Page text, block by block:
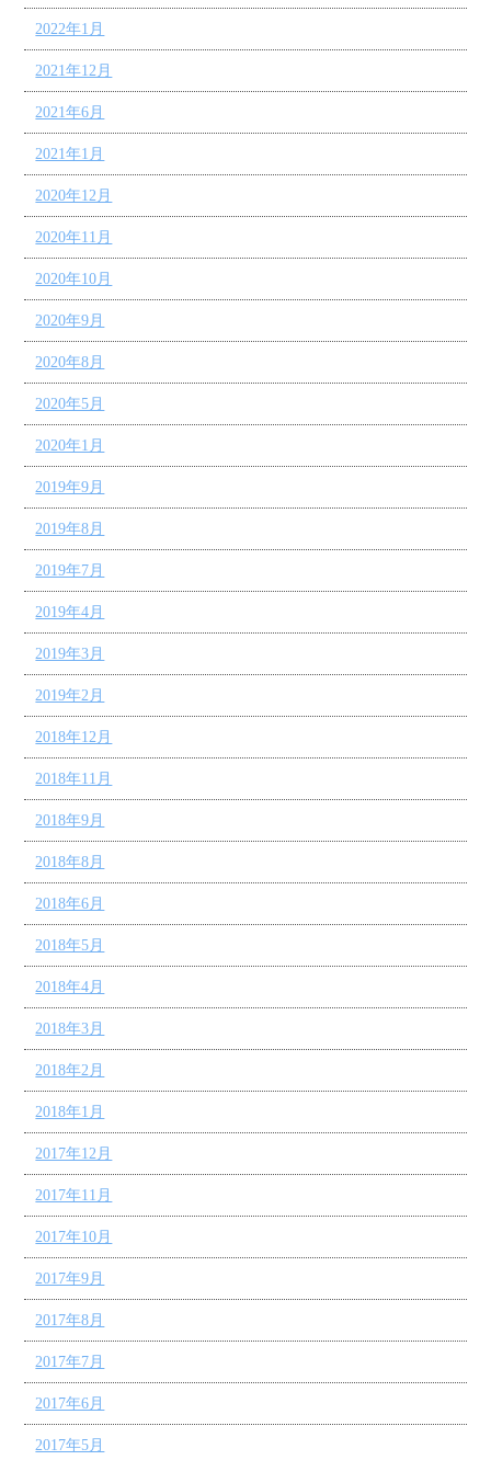
2022年1月
2021年12月
2021年6月
2021年1月
2020年12月
2020年11月
2020年10月
2020年9月
2020年8月
2020年5月
2020年1月
2019年9月
2019年8月
2019年7月
2019年4月
2019年3月
2019年2月
2018年12月
2018年11月
2018年9月
2018年8月
2018年6月
2018年5月
2018年4月
2018年3月
2018年2月
2018年1月
2017年12月
2017年11月
2017年10月
2017年9月
2017年8月
2017年7月
2017年6月
2017年5月